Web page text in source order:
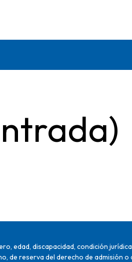
edad, discapacidad, condición
de reserva del derecho de admisión